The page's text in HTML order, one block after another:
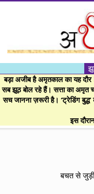
।।
BE
CLEVER!
बड़ा अजीब है अमृतकाल का यह
सब झूठ बोल रहे हैं। सत्ता का अमृत
सच जानना ज़रूरी है। ‘ट्रेडिंग
इस
बचत से